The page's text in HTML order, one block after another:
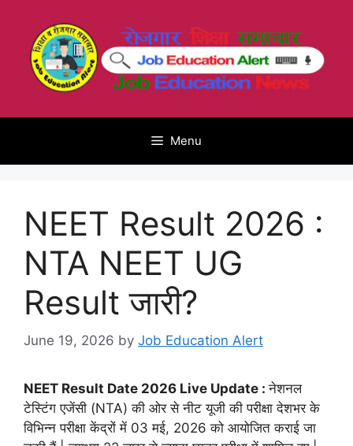
content
Menu
NEET Result 2026 :
NTA NEET UG
Result जारी?
June 19, 2026 by Job Education Alert
NEET Result Date 2026 Live Update :नेशनल
टेस्टिंग एजेंसी (NTA) की ओर से नीट यूजी की परीक्षा देशभर के
विभिन्न परीक्षा केंद्रों में 03 मई, 2026 को आयोजित कराई जा